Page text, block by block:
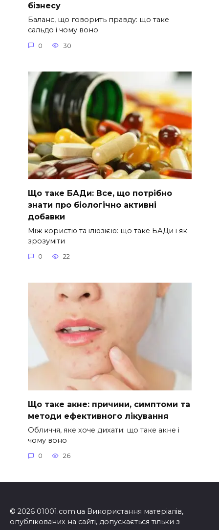
бізнесу
Баланс, що говорить правду: що таке
сальдо і чому воно
0 30
Що таке БАДи: Все, що потрібно
знати про біологічно активні
добавки
Між користю та ілюзією: що таке БАДи і як
зрозуміти
0 22
Що таке акне: причини, симптоми та
методи ефективного лікування
Обличчя, яке хоче дихати: що таке акне і
чому воно
0 26
© 2026 01001.com.ua Використання матеріалів,
опублікованих на сайті, допускається тільки з